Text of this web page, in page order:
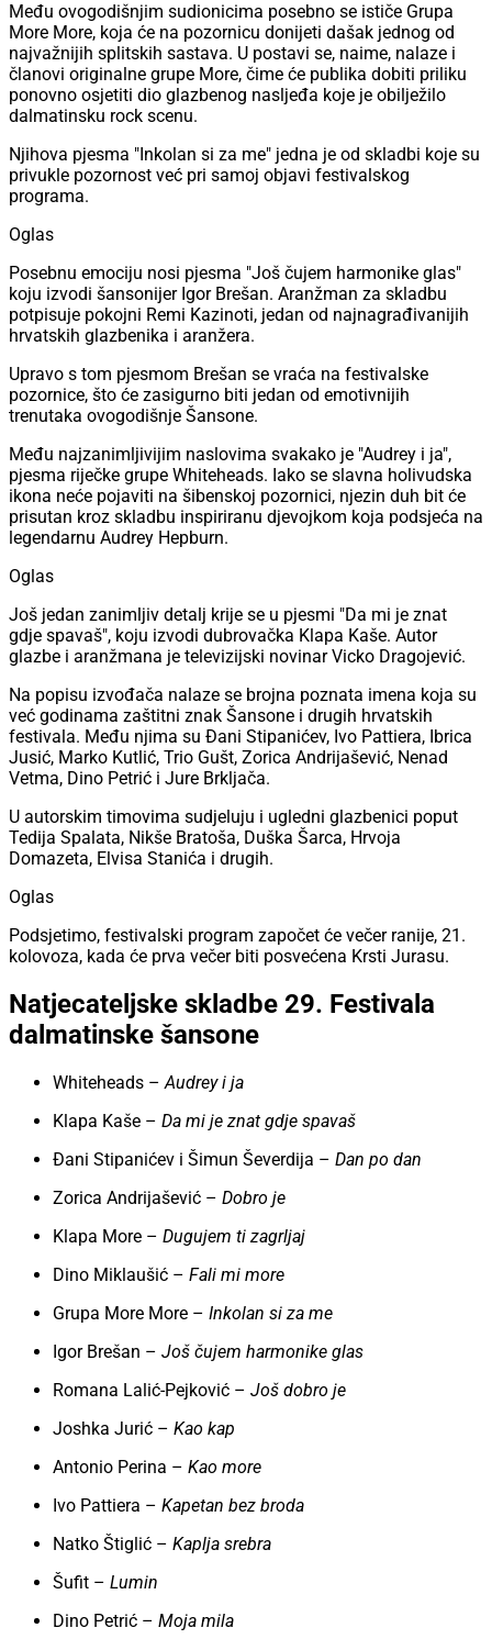
Među ovogodišnjim sudionicima posebno se ističe Grupa
More More, koja će na pozornicu donijeti dašak jednog od
najvažnijih splitskih sastava. U postavi se, naime, nalaze i
članovi originalne grupe More, čime će publika dobiti priliku
ponovno osjetiti dio glazbenog nasljeđa koje je obilježilo
dalmatinsku rock scenu.
Njihova pjesma "Inkolan si za me" jedna je od skladbi koje su
privukle pozornost već pri samoj objavi festivalskog
programa.
Oglas
Posebnu emociju nosi pjesma "Još čujem harmonike glas"
koju izvodi šansonijer Igor Brešan. Aranžman za skladbu
potpisuje pokojni Remi Kazinoti, jedan od najnagrađivanijih
hrvatskih glazbenika i aranžera.
Upravo s tom pjesmom Brešan se vraća na festivalske
pozornice, što će zasigurno biti jedan od emotivnijih
trenutaka ovogodišnje Šansone.
Među najzanimljivijim naslovima svakako je "Audrey i ja",
pjesma riječke grupe Whiteheads. Iako se slavna holivudska
ikona neće pojaviti na šibenskoj pozornici, njezin duh bit će
prisutan kroz skladbu inspiriranu djevojkom koja podsjeća na
legendarnu Audrey Hepburn.
Oglas
Još jedan zanimljiv detalj krije se u pjesmi "Da mi je znat
gdje spavaš", koju izvodi dubrovačka Klapa Kaše. Autor
glazbe i aranžmana je televizijski novinar Vicko Dragojević.
Na popisu izvođača nalaze se brojna poznata imena koja su
već godinama zaštitni znak Šansone i drugih hrvatskih
festivala. Među njima su Đani Stipanićev, Ivo Pattiera, Ibrica
Jusić, Marko Kutlić, Trio Gušt, Zorica Andrijašević, Nenad
Vetma, Dino Petrić i Jure Brkljača.
U autorskim timovima sudjeluju i ugledni glazbenici poput
Tedija Spalata, Nikše Bratoša, Duška Šarca, Hrvoja
Domazeta, Elvisa Stanića i drugih.
Oglas
Podsjetimo, festivalski program započet će večer ranije, 21.
kolovoza, kada će prva večer biti posvećena Krsti Jurasu.
Natjecateljske skladbe 29. Festivala
dalmatinske šansone
Whiteheads –Audrey i ja
Klapa Kaše – Da mi je znat gdje spavaš
Đani Stipanićev i Šimun Ševerdija – Dan po dan
Zorica Andrijašević – Dobro je
Klapa More – Dugujem ti zagrljaj
Dino Miklaušić – Fali mi more
Grupa More More – Inkolan si za me
Igor Brešan – Još čujem harmonike glas
Romana Lalić-Pejković – Još dobro je
Joshka Jurić – Kao kap
Antonio Perina – Kao more
Ivo Pattiera – Kapetan bez broda
Natko Štiglić – Kaplja srebra
Šufit – Lumin
Dino Petrić – Moja mila